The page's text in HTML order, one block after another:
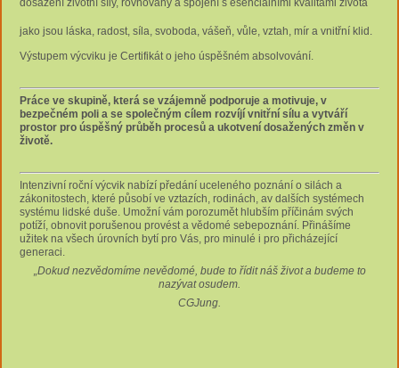
jako jsou láska, radost, síla, svoboda, vášeň, vůle, vztah, mír a vnitřní klid.
Výstupem výcviku je Certifikát o jeho úspěšném absolvování.
Práce ve skupině, která se vzájemně podporuje a motivuje, v
bezpečném poli a se společným cílem rozvíjí vnitřní sílu a vytváří
prostor pro úspěšný průběh procesů a ukotvení dosažených změn v
životě.
Intenzivní roční výcvik nabízí předání uceleného poznání o silách a
zákonitostech, které působí ve vztazích, rodinách, av dalších systémech
systému lidské duše. Umožní vám porozumět hlubším příčinám svých
potíží, obnovit porušenou provést a vědomé sebepoznání. Přinášíme
užitek na všech úrovních bytí pro Vás, pro minulé i pro přicházející
generaci.
„Dokud nezvědomíme nevědomé, bude to řídit náš život a budeme to
nazývat osudem.
CGJung.